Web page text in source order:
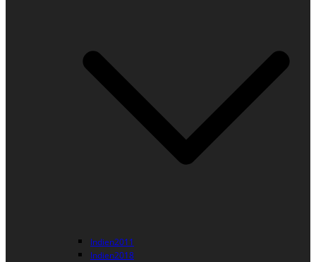
Indien2011
Indien2018